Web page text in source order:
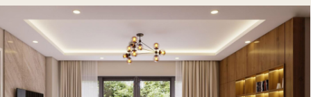
KHU BIỆT THỰ NGHỈ DƯỠNG